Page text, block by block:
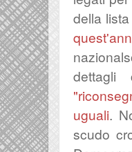
della
dettagli
uguali.
scudo